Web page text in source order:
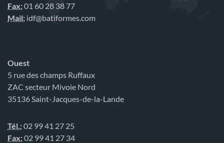
Fax:01 60 28 38 77
Mail: idf@batiformes.com
Ouest
5 rue des champs Ruffaux
ZAC secteur Mivoie Nord
35136 Saint-Jacques-de-la-Lande
Tél.:02 99 41 27 25
Fax:02 99 41 27 34